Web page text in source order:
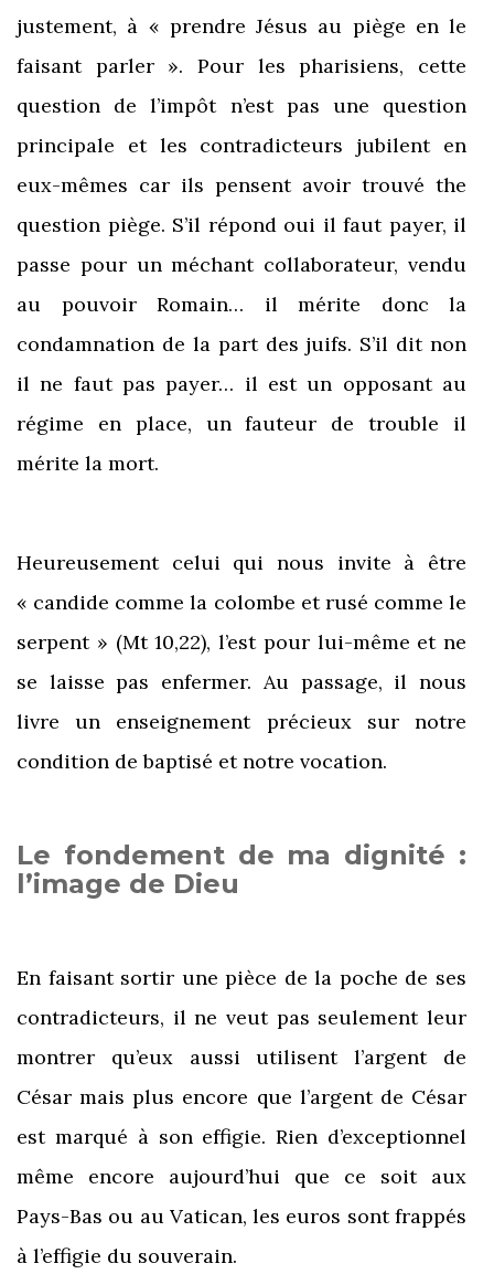
justement, à « prendre Jésus au piège en le
faisant parler ». Pour les pharisiens, cette
question de l’impôt n’est pas une question
principale et les contradicteurs jubilent en
eux-mêmes car ils pensent avoir trouvé the
question piège. S’il répond oui il faut payer, il
passe pour un méchant collaborateur, vendu
au pouvoir Romain… il mérite donc la
condamnation de la part des juifs. S’il dit non
il ne faut pas payer… il est un opposant au
régime en place, un fauteur de trouble il
mérite la mort.
Heureusement celui qui nous invite à être
« candide comme la colombe et rusé comme le
serpent » (Mt 10,22), l’est pour lui-même et ne
se laisse pas enfermer. Au passage, il nous
livre un enseignement précieux sur notre
condition de baptisé et notre vocation.
Le fondement de ma dignité :
l’image de Dieu
En faisant sortir une pièce de la poche de ses
contradicteurs, il ne veut pas seulement leur
montrer qu’eux aussi utilisent l’argent de
César mais plus encore que l’argent de César
est marqué à son effigie. Rien d’exceptionnel
même encore aujourd’hui que ce soit aux
Pays-Bas ou au Vatican, les euros sont frappés
à l’effigie du souverain.